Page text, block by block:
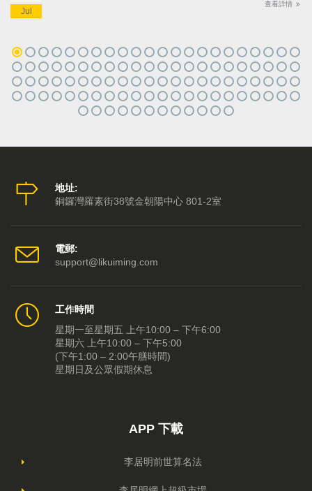
Jul
查看詳情
地址:
銅鑼灣羅素街38號金朝陽中心 801-2室
電郵:
support@likuiming.com
工作時間
星期一至星期五 上午10:00 – 下午6:00
星期六 上午10:00 – 下午5:00
(下午1:00 – 2:00午膳時間)
星期日及公眾假期休息
APP 下載
李居明前世算名法